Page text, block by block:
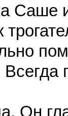
Саше
Он